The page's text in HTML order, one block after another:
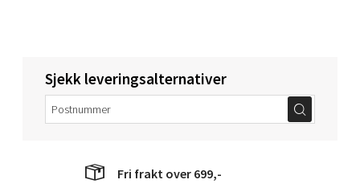
Sjekk leveringsalternativer
Fri frakt over 699,-
Åpent i dag 10-20
0 i butikk